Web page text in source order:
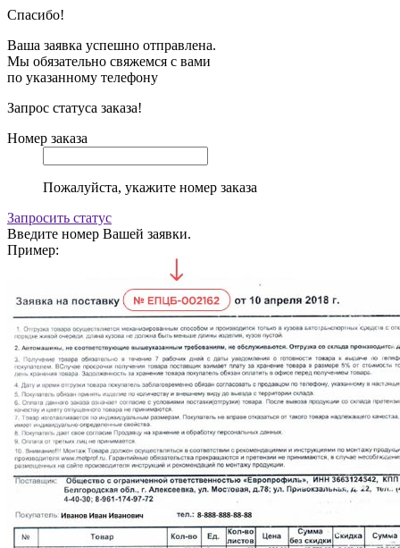
Спасибо!
Ваша заявка успешно отправлена.
Мы обязательно свяжемся с вами
по указанному телефону
Запрос статуса заказа!
Номер заказа
Пожалуйста, укажите номер заказа
Запросить статус
Введите номер Вашей заявки.
Пример: